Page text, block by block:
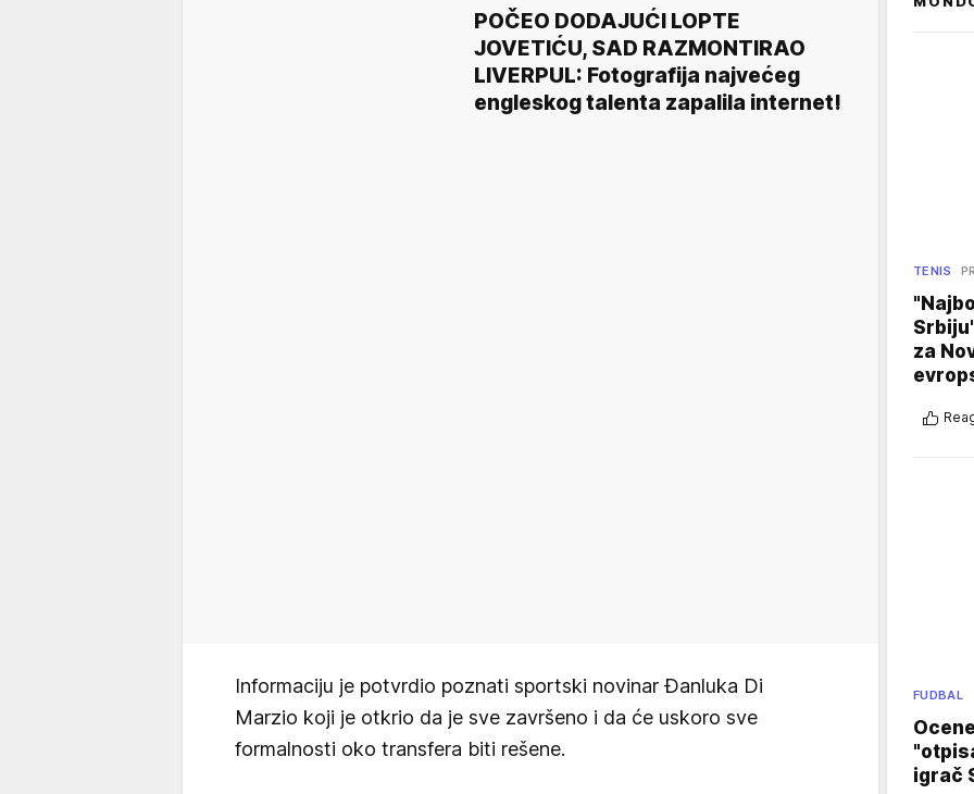
POČEO DODAJUĆI LOPTE
JOVETIĆU, SAD RAZMONTIRAO
LIVERPUL: Fotografija najvećeg
engleskog talenta zapalila internet!
Informaciju je potvrdio poznati sportski novinar Đanluka Di
Marzio koji je otkrio da je sve završeno i da će uskoro sve
formalnosti oko transfera biti rešene.
TENIS
za
FUDBAL
igrač